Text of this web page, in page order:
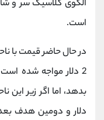
است.
2 دلار مواجه شده